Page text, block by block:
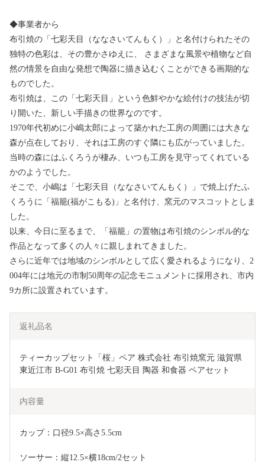
◆事業者から
布引焼の「七彩天目（ななさいてんもく）」と名付けられたその
独特の色彩は、その豊かさゆえに、 さまざまな風景や植物など自
然の情景を自由な発想で陶器に描き込むくことができる画期的な
ものでした。
布引焼は、この「七彩天目」という色鮮やかな絵付けの技法が切
り開いた、新しい手描きの世界なのです。
1970年代初めに小嶋太郎によって築かれた工房の周囲には大きな
森が点在しており、それは工房のすぐ隣にも広がっていました。
当時の森にはふくろうが棲み、いつも工房を見守ってくれている
かのようでした。
そこで、小嶋は「七彩天目（ななさいてんもく）」で焼上げたふ
くろうに「福籠(福がこもる)」と名付け、窯元のマスコットとしま
した。
以来、今日に至るまで、「福籠」の置物は布引焼のシンボル的な
作品となって多くの人々に親しまれてきました。
さらに近年では地域のシンボルとして広く愛されるようになり、2
004年には地元の市制50周年の記念モニュメントに採用され、市内
9カ所に設置されています。
返礼品名
ティーカップセット「桜」ペア 株式会社 布引焼窯元 滋賀県
東近江市 B-G01 布引焼 七彩天目 陶器 和食器 ペアセット
内容量
カップ：口径9.5×高さ5.5cm
ソーサー：縦12.5×横18cm/2セット